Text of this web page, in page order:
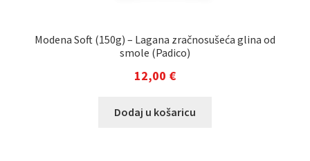
Modena Soft (150g) – Lagana zračnosušeća glina od
smole (Padico)
12,00 €
Dodaj u košaricu